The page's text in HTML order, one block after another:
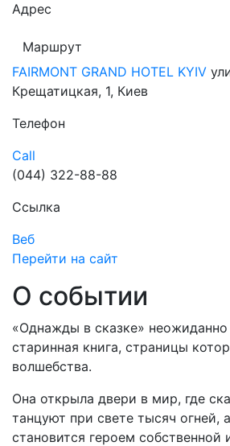
Адрес
Маршрут
FAIRMONT GRAND HOTEL KYIV
Крещатицкая, 1, Киев
Телефон
Call
(044) 322-88-88
Ссылка
Веб
Перейти на сайт
О событии
«Однажды в сказке»
старинная книга, страницы
волшебства.
Она открыла двери в мир, где
танцуют при свете тысяч огней,
становится героем собственной